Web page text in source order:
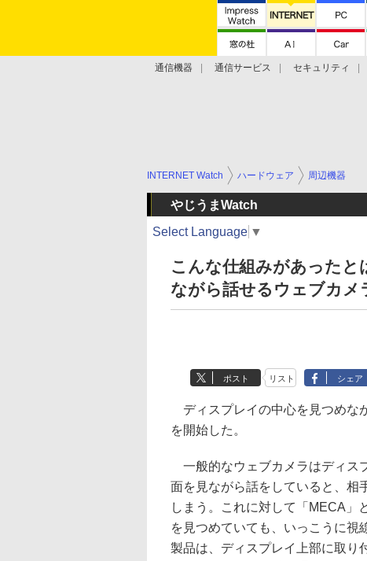
通信機器 通信サービス セキュリティ
INTERNET Watch ハードウェア 周辺機器
やじうまWatch
Select Language ▼
こんな仕組みがあった
ながら話せるウェブカメ
ポスト リスト シェア
ディスプレイの中心を見つめな
を開始した。
一般的なウェブカメラはディス
面を見ながら話をしていると、相
しまう。これに対して「MECA」
を見つめていても、いっこうに視
製品は、ディスプレイ上部に取り